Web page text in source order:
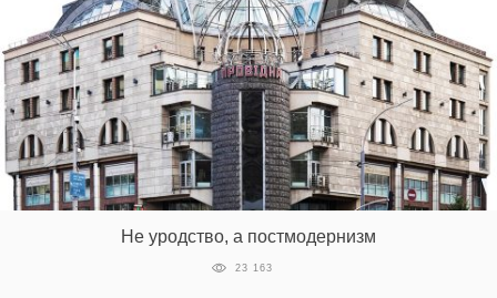
Не уродство, а постмодернизм
23 163